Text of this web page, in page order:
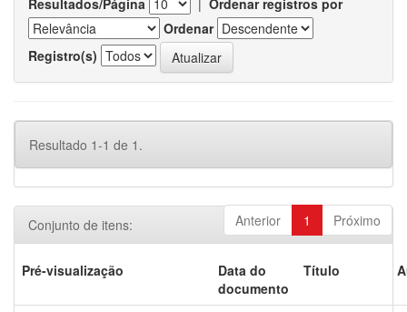
Resultados/Página | Ordenar registros por
Ordenar
Registro(s)
Resultado 1-1 de 1.
Anterior 1 Próximo
Conjunto de itens:
Pré-visualização
Data do
documento
Título